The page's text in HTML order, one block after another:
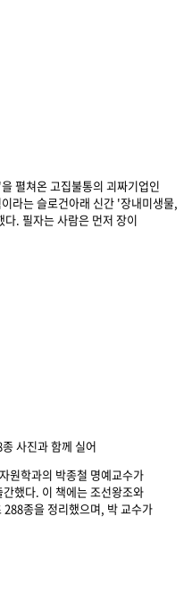
펼쳐온 고집불통의 괴짜기업인
라는 슬로건아래 신간 '장내미생물,
. 필자는 사람은 먼저 장이
사진과 함께 실어
원학과의 박종철 명예교수가
했다. 이 책에는 조선왕조와
종을 정리했으며, 박 교수가